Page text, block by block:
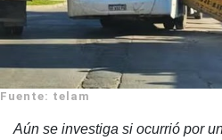
Fuente: telam
Aún se investiga si ocurrió por